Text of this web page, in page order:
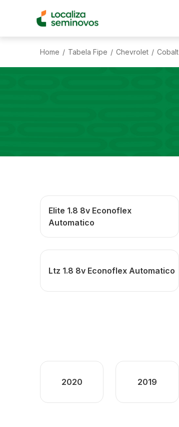
Home / Tabela Fipe / Chevrolet / Cobalt
Elite 1.8 8v Econoflex
Automatico
Ltz 1.8 8v Econoflex Automatico
2020 2019